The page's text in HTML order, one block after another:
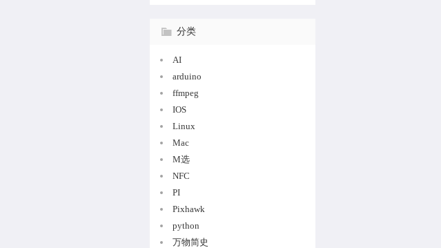
分类
AI
arduino
ffmpeg
IOS
Linux
Mac
M选
NFC
PI
Pixhawk
python
万物简史